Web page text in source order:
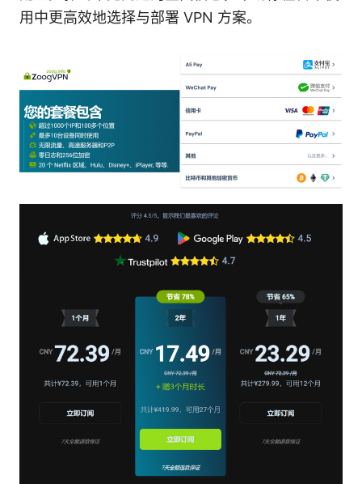
用中更高效地选择与部署 VPN 方案。